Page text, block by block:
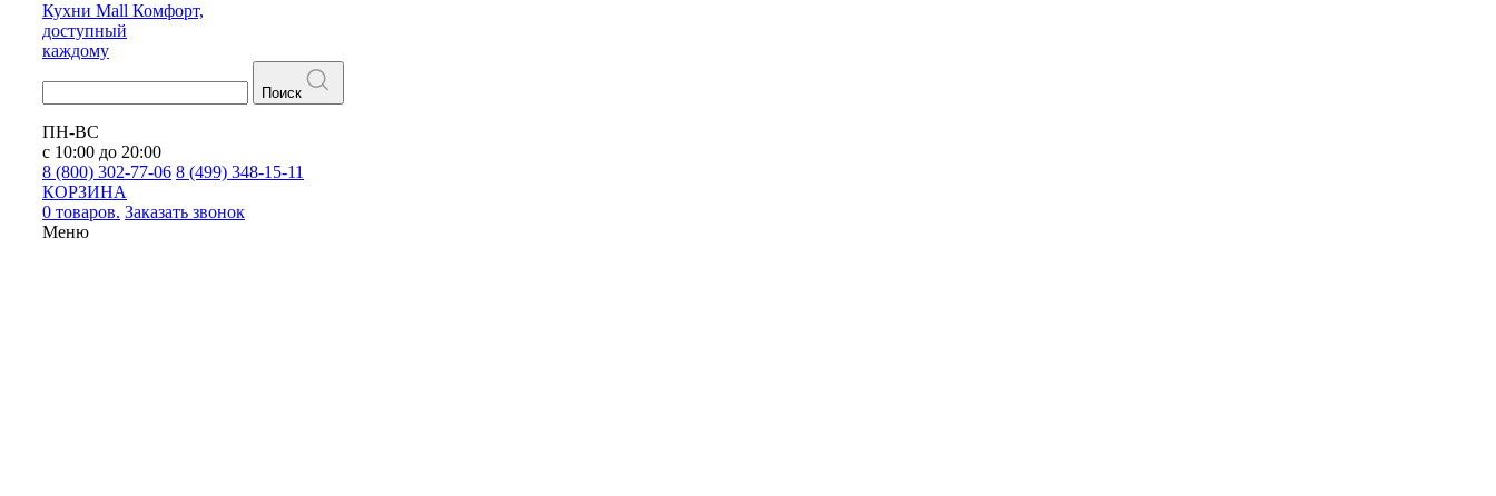
Кухни Mall Комфорт,
доступный
каждому
Поиск
ПН-ВС
с 10:00 до 20:00
8 (800) 302-77-06 8 (499) 348-15-11
КОРЗИНА
0 товаров. Заказать звонок
Меню